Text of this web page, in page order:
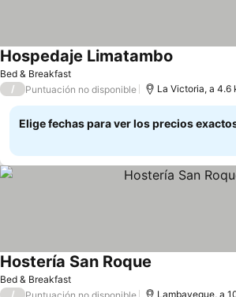
Bed & Breakfast
Hospedaje Limatambo
/ Puntuación no disponible La Victoria, a 4.6
Elige fechas para ver los precios
Bed & Breakfast
Hostería San Roque
/ Puntuación no disponible Lambayeque, a